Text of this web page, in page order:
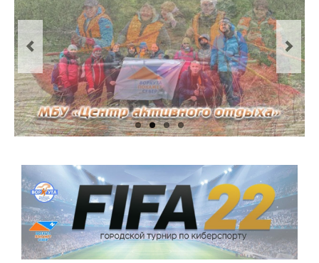
Базы отдыха
О центре
Документы
Противодействие коррупции
Задать вопрос